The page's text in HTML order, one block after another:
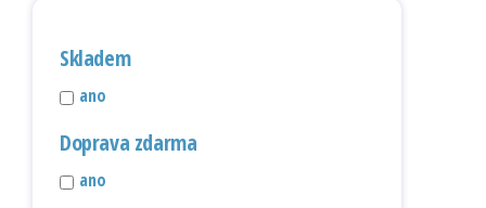
Skladem
ano
Doprava zdarma
ano